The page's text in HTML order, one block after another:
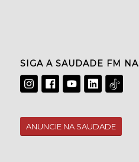
SIGA A SAUDADE FM
ANUNCIE NA SAUDADE